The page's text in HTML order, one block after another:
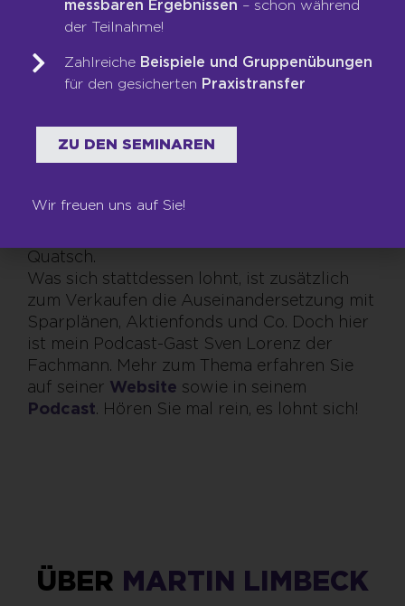
mit dem richtigen Mindset zu tun. Was
bestimmte Summe zurücklegen? Sich nach
einem Jahr einen Traumurlaub leisten
Haus? Entscheidend ist, dranzubleiben. Und
sich nicht verrückt machen zu lassen von
versprechen, dich mit ihrem Funnel-System
Quatsch.
Was sich stattdessen lohnt, ist zusätzlich
zum Verkaufen die Auseinandersetzung mit
Sparplänen, Aktienfonds und Co. Doch hier
ist mein Podcast-Gast Sven Lorenz der
Fachmann. Mehr zum Thema erfahren Sie
auf seiner Website sowie in seinem
Podcast. Hören Sie mal rein, es lohnt sich!
ÜBER MARTIN LIMBECK
messbaren Ergebnissen – schon während
der Teilnahme!
Zahlreiche Beispiele und Gruppenübungen
für den gesicherten Praxistransfer
ZU DEN SEMINAREN
Wir freuen uns auf Sie!